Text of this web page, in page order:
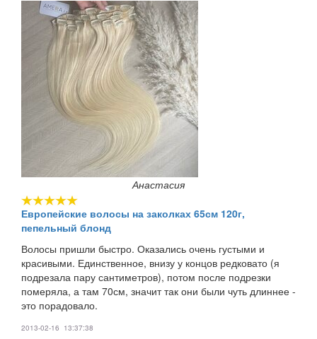
Анастасия
Европейские волосы на заколках 65см 120г,
пепельный блонд
Волосы пришли быстро. Оказались очень густыми и
красивыми. Единственное, внизу у концов редковато (я
подрезала пару сантиметров), потом после подрезки
померяла, а там 70см, значит так они были чуть длиннее -
это порадовало.
2013-02-16 13:37:38